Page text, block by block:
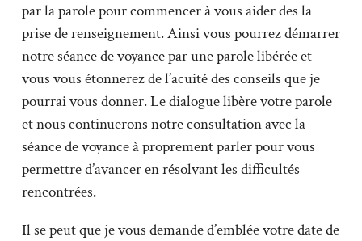
par la parole pour commencer à vous aider des la
prise de renseignement. Ainsi vous pourrez démarrer
notre séance de voyance par une parole libérée et
vous vous étonnerez de l’acuité des conseils que je
pourrai vous donner. Le dialogue libère votre parole
et nous continuerons notre consultation avec la
séance de voyance à proprement parler pour vous
permettre d’avancer en résolvant les difficultés
rencontrées.
Il se peut que je vous demande d’emblée votre date de